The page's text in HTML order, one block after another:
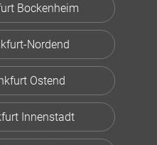
Bockenheim
Nordend
Ostend
Innenstadt